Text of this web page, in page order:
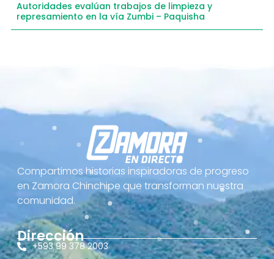
Autoridades evalúan trabajos de limpieza y
represamiento en la vía Zumbi – Paquisha
Compartimos historias inspiradoras de progreso
en Zamora Chinchipe que transforman nuestra
comunidad.
Dirección
+593 99 378 2003